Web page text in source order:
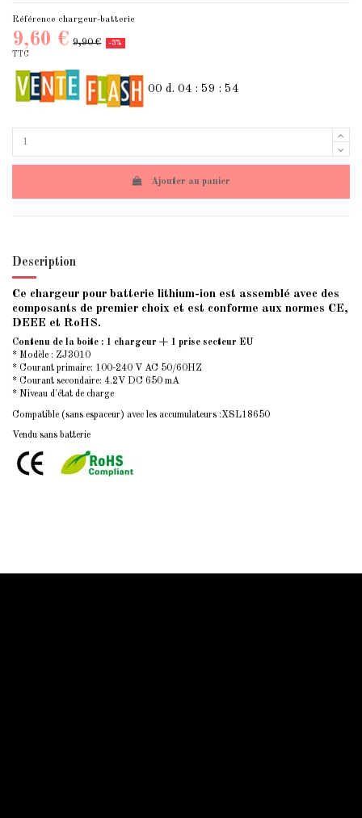
Référence chargeur-batterie
9,60 € 9,90 €
-3%
TTC
00 d. 04 : 59 : 54
Ajouter au panier
Description
Ce chargeur pour batterie lithium-ion est assemblé avec des
composants de premier choix et est conforme aux normes CE,
DEEE et RoHS.
Contenu de la boite : 1 chargeur + 1 prise secteur EU
* Modèle : ZJ3010
* Courant primaire: 100-240 V AC 50/60HZ
* Courant secondaire: 4.2V DC 650 mA
* Niveau d'état de charge
Compatible (sans espaceur) avec les accumulateurs :XSL18650
Vendu sans batterie